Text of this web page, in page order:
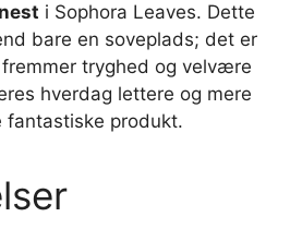
i Sophora Leaves. Dette
bare en soveplads; det er
tryghed og velvære
hverdag lettere og mere
produkt.